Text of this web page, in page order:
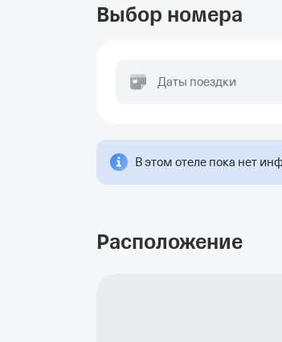
Выбор номера
Даты поездки
В этом отеле пока нет
Расположение